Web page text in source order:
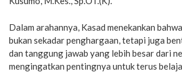
Dalam arahannya, Kasad menekankan
bukan sekadar penghargaan, tetapi juga
dan tanggung jawab yang lebih besar dari
mengingatkan pentingnya untuk terus